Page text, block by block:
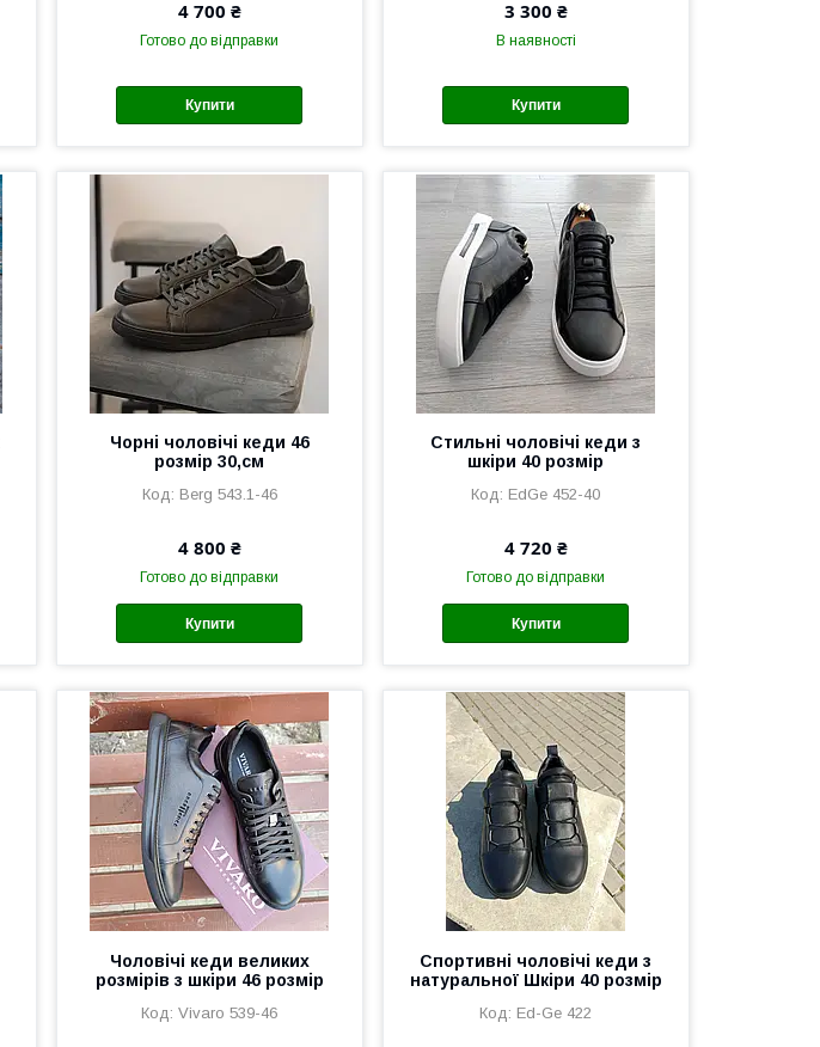
4 700 ₴
Готово до відправки
Купити
3 300 ₴
В наявності
Купити
Чорні чоловічі кеди 46
розмір 30,см
Berg 543.1-46
4 800 ₴
Готово до відправки
Купити
Стильні чоловічі кеди з
шкіри 40 розмір
EdGe 452-40
4 720 ₴
Готово до відправки
Купити
Чоловічі кеди великих
розмірів з шкіри 46 розмір
Vivaro 539-46
Спортивні чоловічі кеди з
натуральної Шкіри 40 розмір
Ed-Ge 422